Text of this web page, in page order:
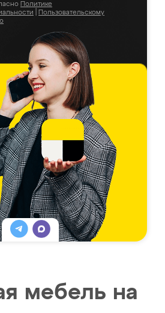
Политике
Пользовательскому
мебель на